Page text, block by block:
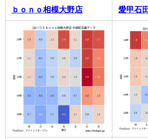
ｂｏｎｏ相模大野店
愛甲石